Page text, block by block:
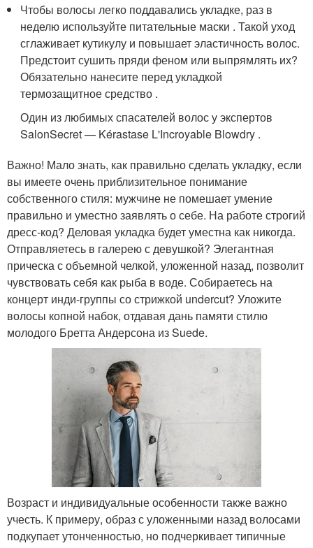
Чтобы волосы легко поддавались укладке, раз в
неделю используйте питательные маски . Такой уход
сглаживает кутикулу и повышает эластичность волос.
Предстоит сушить пряди феном или выпрямлять их?
Обязательно нанесите перед укладкой
термозащитное средство .
Один из любимых спасателей волос у экспертов
SalonSecret — Kérastase L'Incroyable Blowdry .
Важно! Мало знать, как правильно сделать укладку, если
вы имеете очень приблизительное понимание
собственного стиля: мужчине не помешает умение
правильно и уместно заявлять о себе. На работе строгий
дресс-код? Деловая укладка будет уместна как никогда.
Отправляетесь в галерею с девушкой? Элегантная
прическа с объемной челкой, уложенной назад, позволит
чувствовать себя как рыба в воде. Собираетесь на
концерт инди-группы со стрижкой undercut? Уложите
волосы копной набок, отдавая дань памяти стилю
молодого Бретта Андерсона из Suede.
Возраст и индивидуальные особенности также важно
учесть. К примеру, образ с уложенными назад волосами
подкупает утонченностью, но подчеркивает типичные